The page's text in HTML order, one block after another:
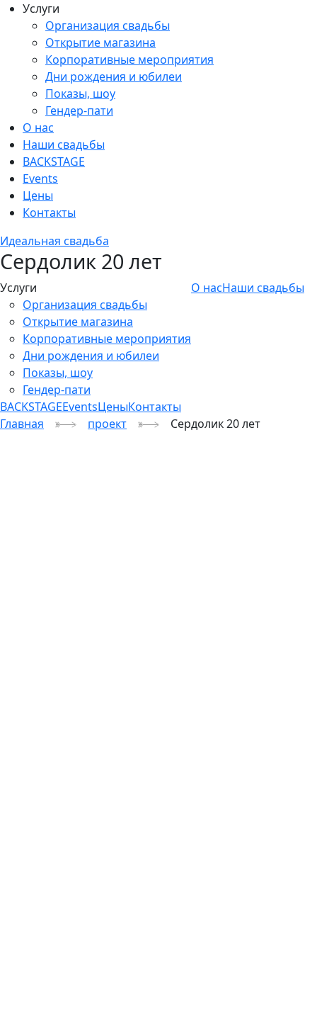
Услуги
Организация свадьбы
Открытие магазина
Корпоративные мероприятия
Дни рождения и юбилеи
Показы, шоу
Гендер-пати
О нас
Наши свадьбы
BACKSTAGE
Events
Цены
Контакты
Идеальная свадьба
Сердолик 20 лет
Услуги
Организация свадьбы
Открытие магазина
Корпоративные мероприятия
Дни рождения и юбилеи
Показы, шоу
Гендер-пати
О насНаши свадьбы
BACKSTAGEEventsЦеныКонтакты
Главная
проект Сердолик 20 лет